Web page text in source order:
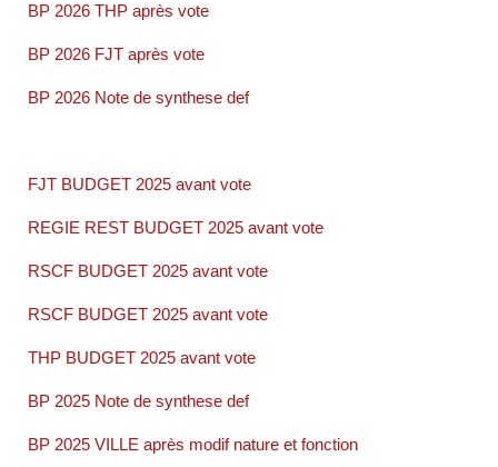
BP 2026 THP après vote
BP 2026 FJT après vote
BP 2026 Note de synthese def
FJT BUDGET 2025 avant vote
REGIE REST BUDGET 2025 avant vote
RSCF BUDGET 2025 avant vote
RSCF BUDGET 2025 avant vote
THP BUDGET 2025 avant vote
BP 2025 Note de synthese def
BP 2025 VILLE après modif nature et fonction